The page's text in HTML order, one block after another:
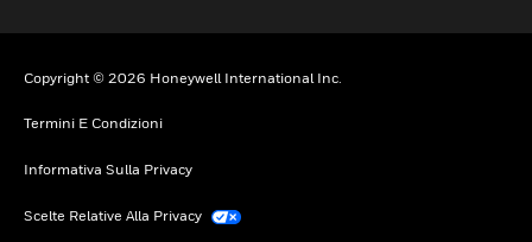
Copyright © 2026 Honeywell International Inc.
Termini E Condizioni
Informativa Sulla Privacy
Scelte Relative Alla Privacy